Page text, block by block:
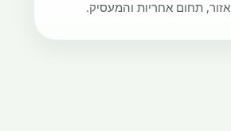
אזור, תחום אחריות והמעסיק.